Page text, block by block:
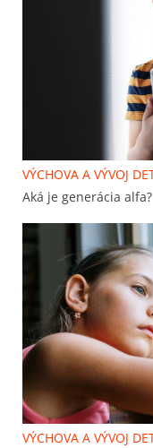
VÝCHOVA A VÝVOJ
Aká je generácia alfa?
VÝCHOVA A VÝVOJ